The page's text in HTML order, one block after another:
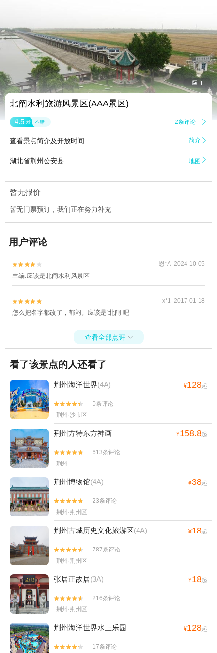
 1
北阐水利旅游风景区(AAA景区)
4.5 分 不错 2条评论 
查看景点简介及开放时间 简介 
湖北省荆州公安县 地图 
暂无报价
暂无门票预订，我们正在努力补充
用户评论

 恩*A 2024-10-05
主编:应该是北闸水利风景区

 x*1 2017-01-18
怎么把名字都改了，郁闷。应该是“北闸”吧
查看全部点评 
看了该景点的人还看了
荆州海洋世界(4A) ¥128起


0条评论
荆州·沙市区
荆州方特东方神画 ¥158.8起


613条评论
荆州
荆州博物馆(4A) ¥38起


23条评论
荆州·荆州区
荆州古城历史文化旅游区(4A) ¥18起


787条评论
荆州·荆州区
张居正故居(3A) ¥18起


216条评论
荆州·荆州区
荆州海洋世界水上乐园 ¥128起

 17条评论